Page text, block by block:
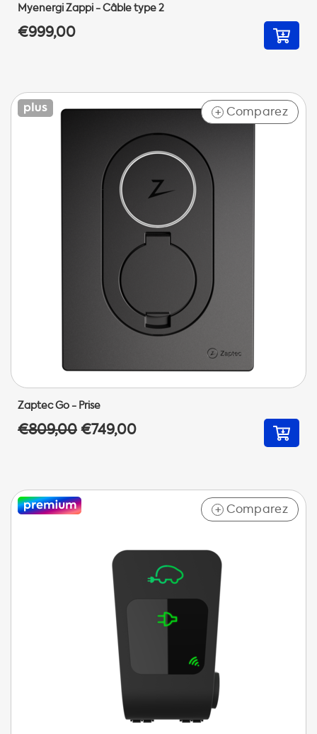
Myenergi Zappi - Câble type 2
€999,00
+ Comparez
Zaptec Go - Prise
€809,00€749,00
+ Comparez